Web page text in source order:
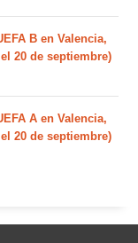
B en Valencia,
20 de septiembre)
A en Valencia,
20 de septiembre)